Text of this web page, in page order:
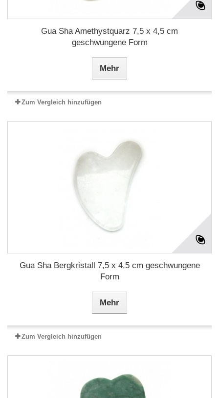
Gua Sha Amethystquarz 7,5 x 4,5 cm
geschwungene Form
Mehr
Zum Vergleich hinzufügen
Gua Sha Bergkristall 7,5 x 4,5 cm geschwungene
Form
Mehr
Zum Vergleich hinzufügen